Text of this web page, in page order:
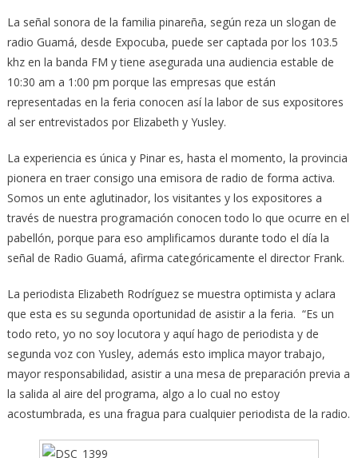
La señal sonora de la familia pinareña, según reza un slogan de
radio Guamá, desde Expocuba, puede ser captada por los 103.5
khz en la banda FM y tiene asegurada una audiencia estable de
10:30 am a 1:00 pm porque las empresas que están
representadas en la feria conocen así la labor de sus expositores
al ser entrevistados por Elizabeth y Yusley.
La experiencia es única y Pinar es, hasta el momento, la provincia
pionera en traer consigo una emisora de radio de forma activa.
Somos un ente aglutinador, los visitantes y los expositores a
través de nuestra programación conocen todo lo que ocurre en el
pabellón, porque para eso amplificamos durante todo el día la
señal de Radio Guamá, afirma categóricamente el director Frank.
La periodista Elizabeth Rodríguez se muestra optimista y aclara
que esta es su segunda oportunidad de asistir a la feria. “Es un
todo reto, yo no soy locutora y aquí hago de periodista y de
segunda voz con Yusley, además esto implica mayor trabajo,
mayor responsabilidad, asistir a una mesa de preparación previa a
la salida al aire del programa, algo a lo cual no estoy
acostumbrada, es una fragua para cualquier periodista de la radio.